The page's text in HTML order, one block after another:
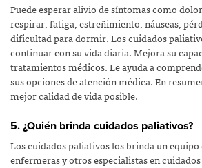
Puede esperar alivio de síntomas como
respirar, fatiga, estreñimiento, náuseas,
dificultad para dormir. Los cuidados
continuar con su vida diaria. Mejora su
tratamientos médicos. Le ayuda a
sus opciones de atención médica. En
mejor calidad de vida posible.
5. ¿Quién brinda cuidados paliativos?
Los cuidados paliativos los brinda un
enfermeras y otros especialistas en